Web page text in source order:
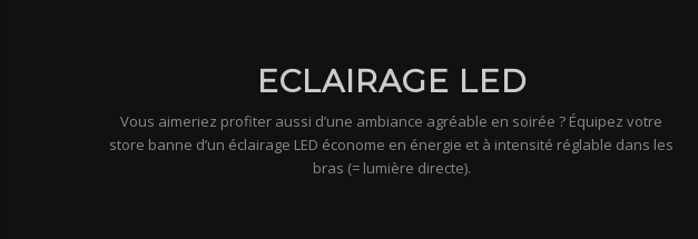
ECLAIRAGE LED
Vous aimeriez profiter aussi d’une ambiance agréable en soirée ? Équipez votre
store banne d’un éclairage LED économe en énergie et à intensité réglable dans les
bras (= lumière directe).